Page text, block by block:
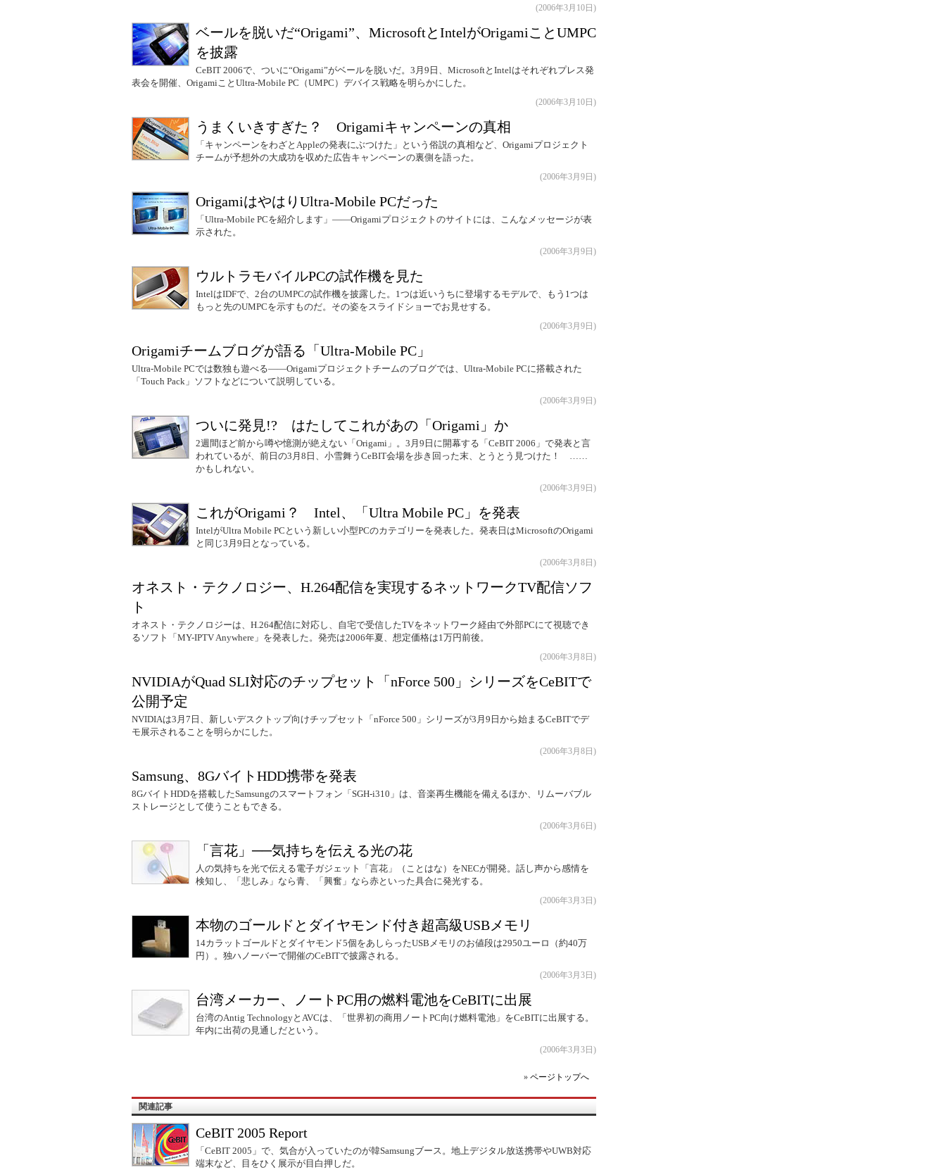
(2006年3月10日)
ベールを脱いだ“Origami”、MicrosoftとIntelがOrigamiことUMPC
を披露
CeBIT 2006で、ついに“Origami”がベールを脱いだ。3月9日、MicrosoftとIntelはそれぞれプレス発
表会を開催、OrigamiことUltra-Mobile PC（UMPC）デバイス戦略を明らかにした。
(2006年3月10日)
うまくいきすぎた？ Origamiキャンペーンの真相
「キャンペーンをわざとAppleの発表にぶつけた」という俗説の真相など、Origamiプロジェクト
チームが予想外の大成功を収めた広告キャンペーンの裏側を語った。
(2006年3月9日)
OrigamiはやはりUltra-Mobile PCだった
「Ultra-Mobile PCを紹介します」――Origamiプロジェクトのサイトには、こんなメッセージが表
示された。
(2006年3月9日)
ウルトラモバイルPCの試作機を見た
IntelはIDFで、2台のUMPCの試作機を披露した。1つは近いうちに登場するモデルで、もう1つは
もっと先のUMPCを示すものだ。その姿をスライドショーでお見せする。
(2006年3月9日)
Origamiチームブログが語る「Ultra-Mobile PC」
Ultra-Mobile PCでは数独も遊べる――Origamiプロジェクトチームのブログでは、Ultra-Mobile PCに搭載された
「Touch Pack」ソフトなどについて説明している。
(2006年3月9日)
ついに発見!? はたしてこれがあの「Origami」か
2週間ほど前から噂や憶測が絶えない「Origami」。3月9日に開幕する「CeBIT 2006」で発表と言
われているが、前日の3月8日、小雪舞うCeBIT会場を歩き回った末、とうとう見つけた！ ……
かもしれない。
(2006年3月9日)
これがOrigami？ Intel、「Ultra Mobile PC」を発表
IntelがUltra Mobile PCという新しい小型PCのカテゴリーを発表した。発表日はMicrosoftのOrigami
と同じ3月9日となっている。
(2006年3月8日)
オネスト・テクノロジー、H.264配信を実現するネットワークTV配信ソフ
ト
オネスト・テクノロジーは、H.264配信に対応し、自宅で受信したTVをネットワーク経由で外部PCにて視聴でき
るソフト「MY-IPTV Anywhere」を発表した。発売は2006年夏、想定価格は1万円前後。
(2006年3月8日)
NVIDIAがQuad SLI対応のチップセット「nForce 500」シリーズをCeBITで
公開予定
NVIDIAは3月7日、新しいデスクトップ向けチップセット「nForce 500」シリーズが3月9日から始まるCeBITでデ
モ展示されることを明らかにした。
(2006年3月8日)
Samsung、8GバイトHDD携帯を発表
8GバイトHDDを搭載したSamsungのスマートフォン「SGH-i310」は、音楽再生機能を備えるほか、リムーバブル
ストレージとして使うこともできる。
(2006年3月6日)
「言花」──気持ちを伝える光の花
人の気持ちを光で伝える電子ガジェット「言花」（ことはな）をNECが開発。話し声から感情を
検知し、「悲しみ」なら青、「興奮」なら赤といった具合に発光する。
(2006年3月3日)
本物のゴールドとダイヤモンド付き超高級USBメモリ
14カラットゴールドとダイヤモンド5個をあしらったUSBメモリのお値段は2950ユーロ（約40万
円）。独ハノーバーで開催のCeBITで披露される。
(2006年3月3日)
台湾メーカー、ノートPC用の燃料電池をCeBITに出展
台湾のAntig TechnologyとAVCは、「世界初の商用ノートPC向け燃料電池」をCeBITに出展する。
年内に出荷の見通しだという。
(2006年3月3日)
» ページトップへ
関連記事
CeBIT 2005 Report
「CeBIT 2005」で、気合が入っていたのが韓Samsungブース。地上デジタル放送携帯やUWB対応
端末など、目をひく展示が目白押しだ。